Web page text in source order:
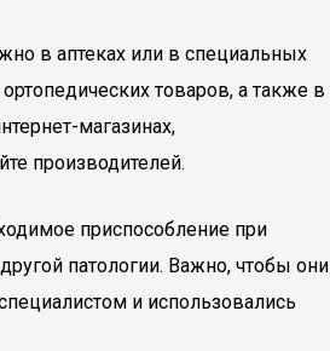
в аптеках или в специальных
товаров, а также в
магазинах,
производителей.
приспособление при
патологии. Важно, чтобы они
и использовались